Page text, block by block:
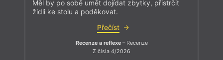
Měl by po sobě umět dojídat zbytky, přistrčit
židli ke stolu a poděkovat.
Přečíst
Recenze a reflexe– Recenze
Z čísla 4/2026